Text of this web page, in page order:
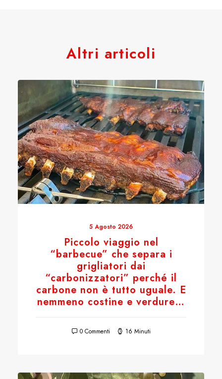
Altri articoli
5 Agosto 2026
Piccolo viaggio nel
“barbecue” che separa i
grigliatori dai
“carbonizzatori” perché il
carbone non è tutto uguale. E
nemmeno costine e verdure…
0 Commenti 16 Minuti